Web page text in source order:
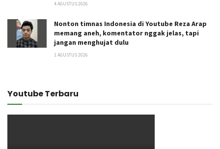
4 AGUSTUS 2026
Nonton timnas Indonesia di Youtube Reza Arap
memang aneh, komentator nggak jelas, tapi
jangan menghujat dulu
1 AGUSTUS 2026
Youtube Terbaru